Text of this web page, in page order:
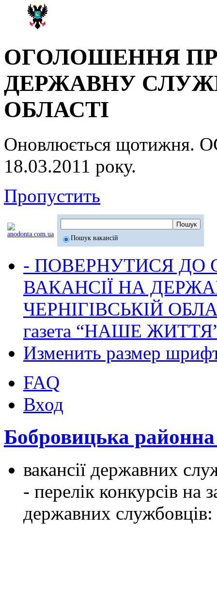
ОГОЛОШЕННЯ
ДЕРЖАВНУ
ОБЛАСТІ
Оновлюється
18.03.2011 року.
Пропустить
Пошук вакансій
- ПОВЕРНУТИСЯ ДО
ВАКАНСІЇ НА
ЧЕРНІГІВСЬКІЙ
газета “НАШЕ
Изменить размер
FAQ
Вход
Бобровицька
вакансії державних
- перелік конкурсів на
державних службовців: